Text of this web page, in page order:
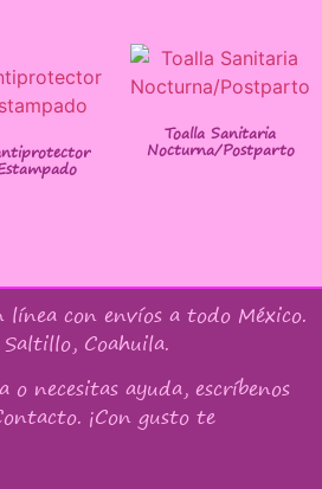
Toalla Sanitaria
Nocturna/Postparto
línea con envíos a todo México.
Coahuila.
necesitas ayuda, escríbenos
¡Con gusto te